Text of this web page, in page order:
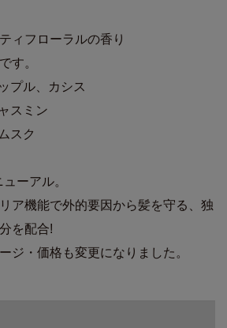
ィフローラルの香り
す。
プル、カシス
スミン
スク
ーアル。
ア機能で外的要因から髪を守る、独
を配合!
ジ・価格も変更になりました。